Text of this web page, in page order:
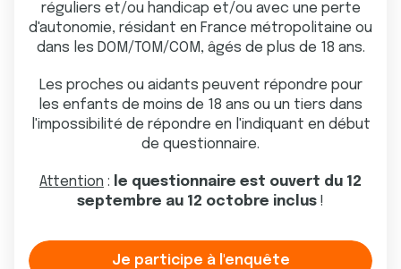
réguliers et/ou handicap et/ou avec une perte
d'autonomie, résidant en France métropolitaine ou
dans les DOM/TOM/COM, âgés de plus de 18 ans.
Les proches ou aidants peuvent répondre pour
les enfants de moins de 18 ans ou un tiers dans
l'impossibilité de répondre en l'indiquant en début
de questionnaire.
Attention : le questionnaire est ouvert du 12
septembre au 12 octobre inclus !
Je participe à l'enquête